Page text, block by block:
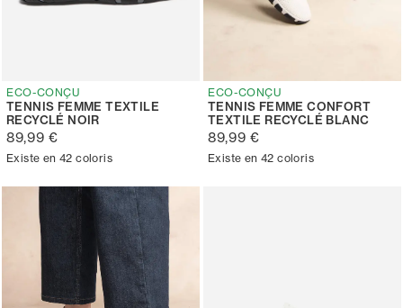
ECO-CONÇU
TENNIS FEMME TEXTILE
RECYCLÉ NOIR
89,99 €
Existe en 42 coloris
ECO-CONÇU
TENNIS FEMME CONFORT
TEXTILE RECYCLÉ BLANC
89,99 €
Existe en 42 coloris